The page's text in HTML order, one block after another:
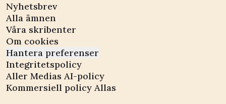
Nyhetsbrev
Alla ämnen
Våra skribenter
Om cookies
Hantera preferenser
Integritetspolicy
Aller Medias AI-policy
Kommersiell policy Allas